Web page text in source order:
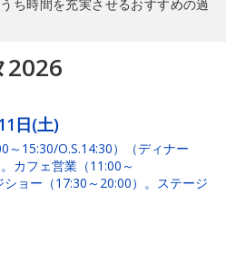
ち時間を充実させるおすすめの過
2026
日(土)
～15:30/O.S.14:30）（ディナー
カフェ営業（11:00～
ョー（17:30～20:00）。ステージ